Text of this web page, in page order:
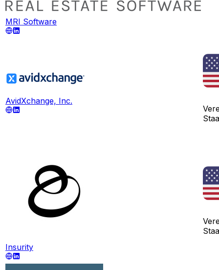
MRI Software
AvidXchange, Inc.
Insurity